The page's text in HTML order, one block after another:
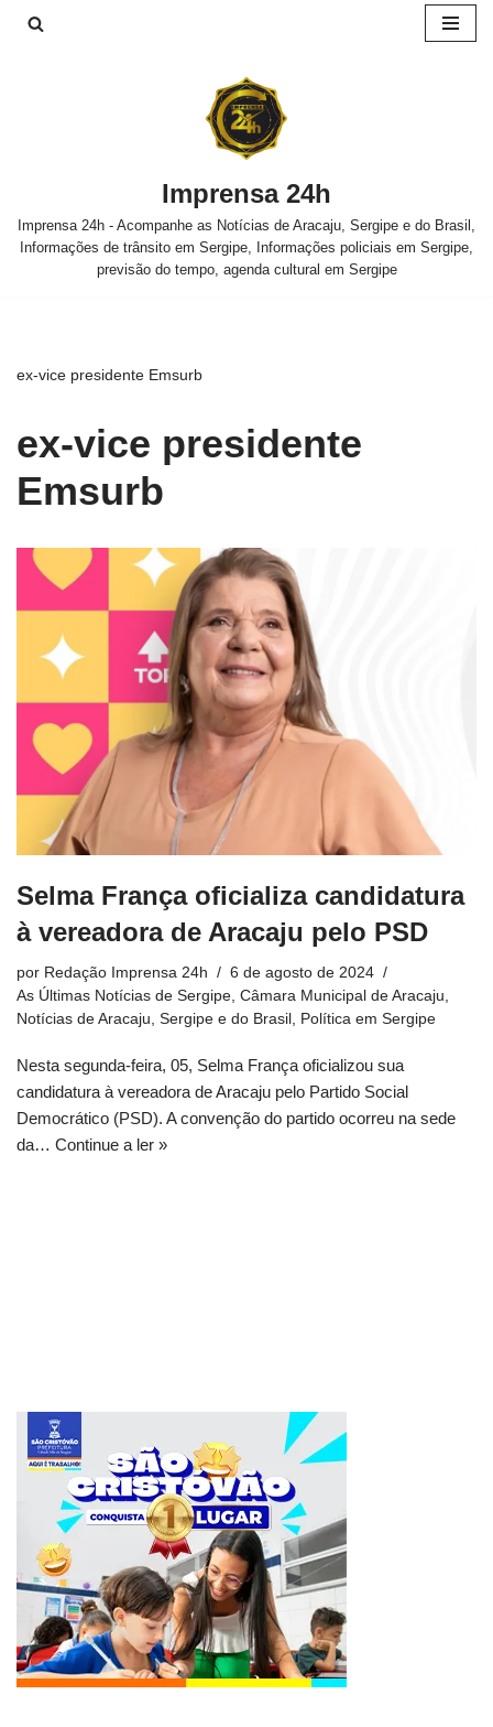
Imprensa 24h
Imprensa 24h - Acompanhe as Notícias de Aracaju, Sergipe e do Brasil,
Informações de trânsito em Sergipe, Informações policiais em Sergipe,
previsão do tempo, agenda cultural em Sergipe
ex-vice presidente Emsurb
ex-vice presidente
Emsurb
Selma França oficializa candidatura
à vereadora de Aracaju pelo PSD
por Redação Imprensa 24h
6 de agosto de 2024
As Últimas Notícias de Sergipe Câmara Municipal de Aracaju
Notícias de Aracaju, Sergipe e do Brasil
Política em Sergipe
Nesta segunda-feira, 05, Selma França oficializou sua
candidatura à vereadora de Aracaju pelo Partido Social
Democrático (PSD). A convenção do partido ocorreu na sede
da… Continue a ler »